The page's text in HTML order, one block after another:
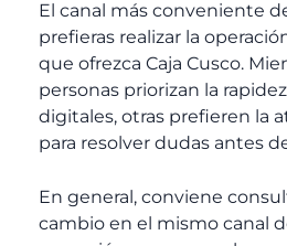
El canal más conveniente
prefieras realizar la
que ofrezca Caja Cusco.
personas priorizan la
digitales, otras prefieren la
para resolver dudas antes
En general, conviene
cambio en el mismo canal